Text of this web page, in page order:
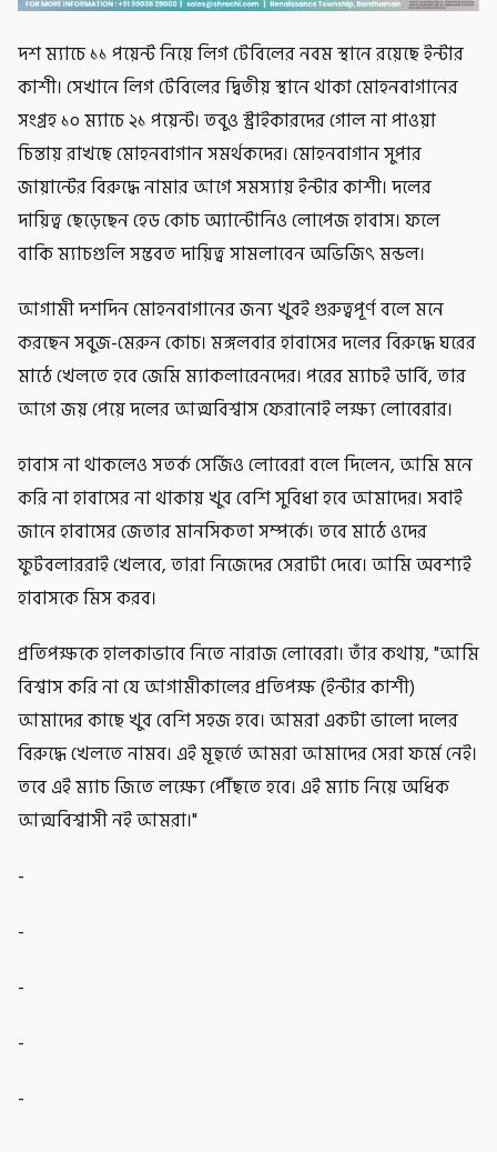
দশ ম্যাচে ১১ পয়েন্ট নিয়ে লিগ টেবিলের নবম স্থানে রয়েছে ইন্টার
কাশী। সেখানে লিগ টেবিলের দ্বিতীয় স্থানে থাকা মোহনবাগানের
সংগ্রহ ১০ ম্যাচে ২১ পয়েন্ট। তবুও স্ট্রাইকারদের গোল না পাওয়া
চিন্তায় রাখছে মোহনবাগান সমর্থকদের। মোহনবাগান সুপার
জায়ান্টের বিরুদ্ধে নামার আগে সমস্যায় ইন্টার কাশী। দলের
দায়িত্ব ছেড়েছেন হেড কোচ অ্যান্টোনিও লোপেজ হাবাস। ফলে
বাকি ম্যাচগুলি সম্ভবত দায়িত্ব সামলাবেন অভিজিৎ মন্ডল।
আগামী দশদিন মোহনবাগানের জন্য খুবই গুরুত্বপূর্ণ বলে মনে
করছেন সবুজ-মেরুন কোচ। মঙ্গলবার হাবাসের দলের বিরুদ্ধে ঘরের
মাঠে খেলতে হবে জেমি ম্যাকলারেনদের। পরের ম্যাচই ডার্বি, তার
আগে জয় পেয়ে দলের আত্মবিশ্বাস ফেরানোই লক্ষ্য লোবেরার।
হাবাস না থাকলেও সতর্ক সের্জিও লোবেরা বলে দিলেন, আমি মনে
করি না হাবাসের না থাকায় খুব বেশি সুবিধা হবে আমাদের। সবাই
জানে হাবাসের জেতার মানসিকতা সম্পর্কে। তবে মাঠে ওদের
ফুটবলাররাই খেলবে, তারা নিজেদের সেরাটা দেবে। আমি অবশ্যই
হাবাসকে মিস করব।
প্রতিপক্ষকে হালকাভাবে নিতে নারাজ লোবেরা। তাঁর কথায়, "আমি
বিশ্বাস করি না যে আগামীকালের প্রতিপক্ষ (ইন্টার কাশী)
আমাদের কাছে খুব বেশি সহজ হবে। আমরা একটা ভালো দলের
বিরুদ্ধে খেলতে নামব। এই মূহুর্তে আমরা আমাদের সেরা ফর্মে নেই।
তবে এই ম্যাচ জিতে লক্ষ্যে পৌঁছতে হবে। এই ম্যাচ নিয়ে অধিক
আত্মবিশ্বাসী নই আমরা।"
-
-
-
-
-